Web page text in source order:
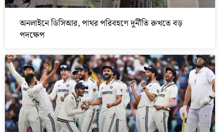
অনলাইনে ডিসিআর, পাথর পরিবহণে দুর্নীতি রুখতে বড়
পদক্ষেপ